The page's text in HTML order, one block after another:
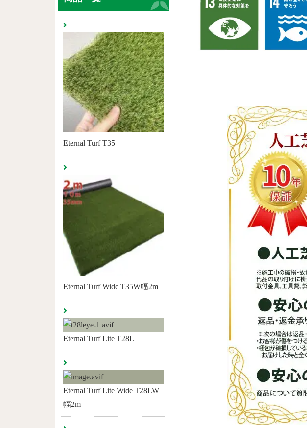
Eternal Turf T35
Eternal Turf Wide T35W幅2m
Eternal Turf Lite T28L
Eternal Turf Lite Wide T28LW
幅2m